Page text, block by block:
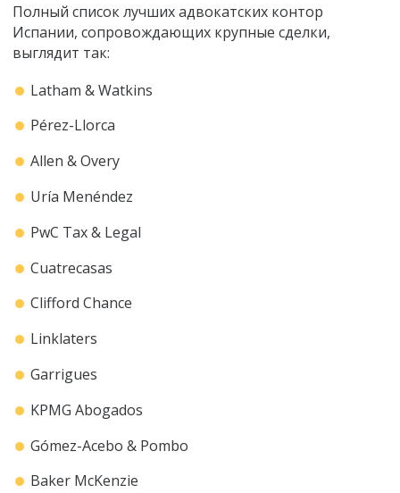
Полный список лучших адвокатских контор
Испании, сопровождающих крупные сделки,
выглядит так:
Latham & Watkins
Pérez-Llorca
Allen & Overy
Uría Menéndez
PwC Tax & Legal
Cuatrecasas
Clifford Chance
Linklaters
Garrigues
KPMG Abogados
Gómez-Acebo & Pombo
Baker McKenzie